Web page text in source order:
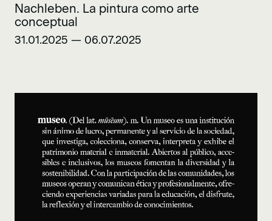
Nachleben. La pintura como arte
conceptual
31.01.2025 — 06.07.2025